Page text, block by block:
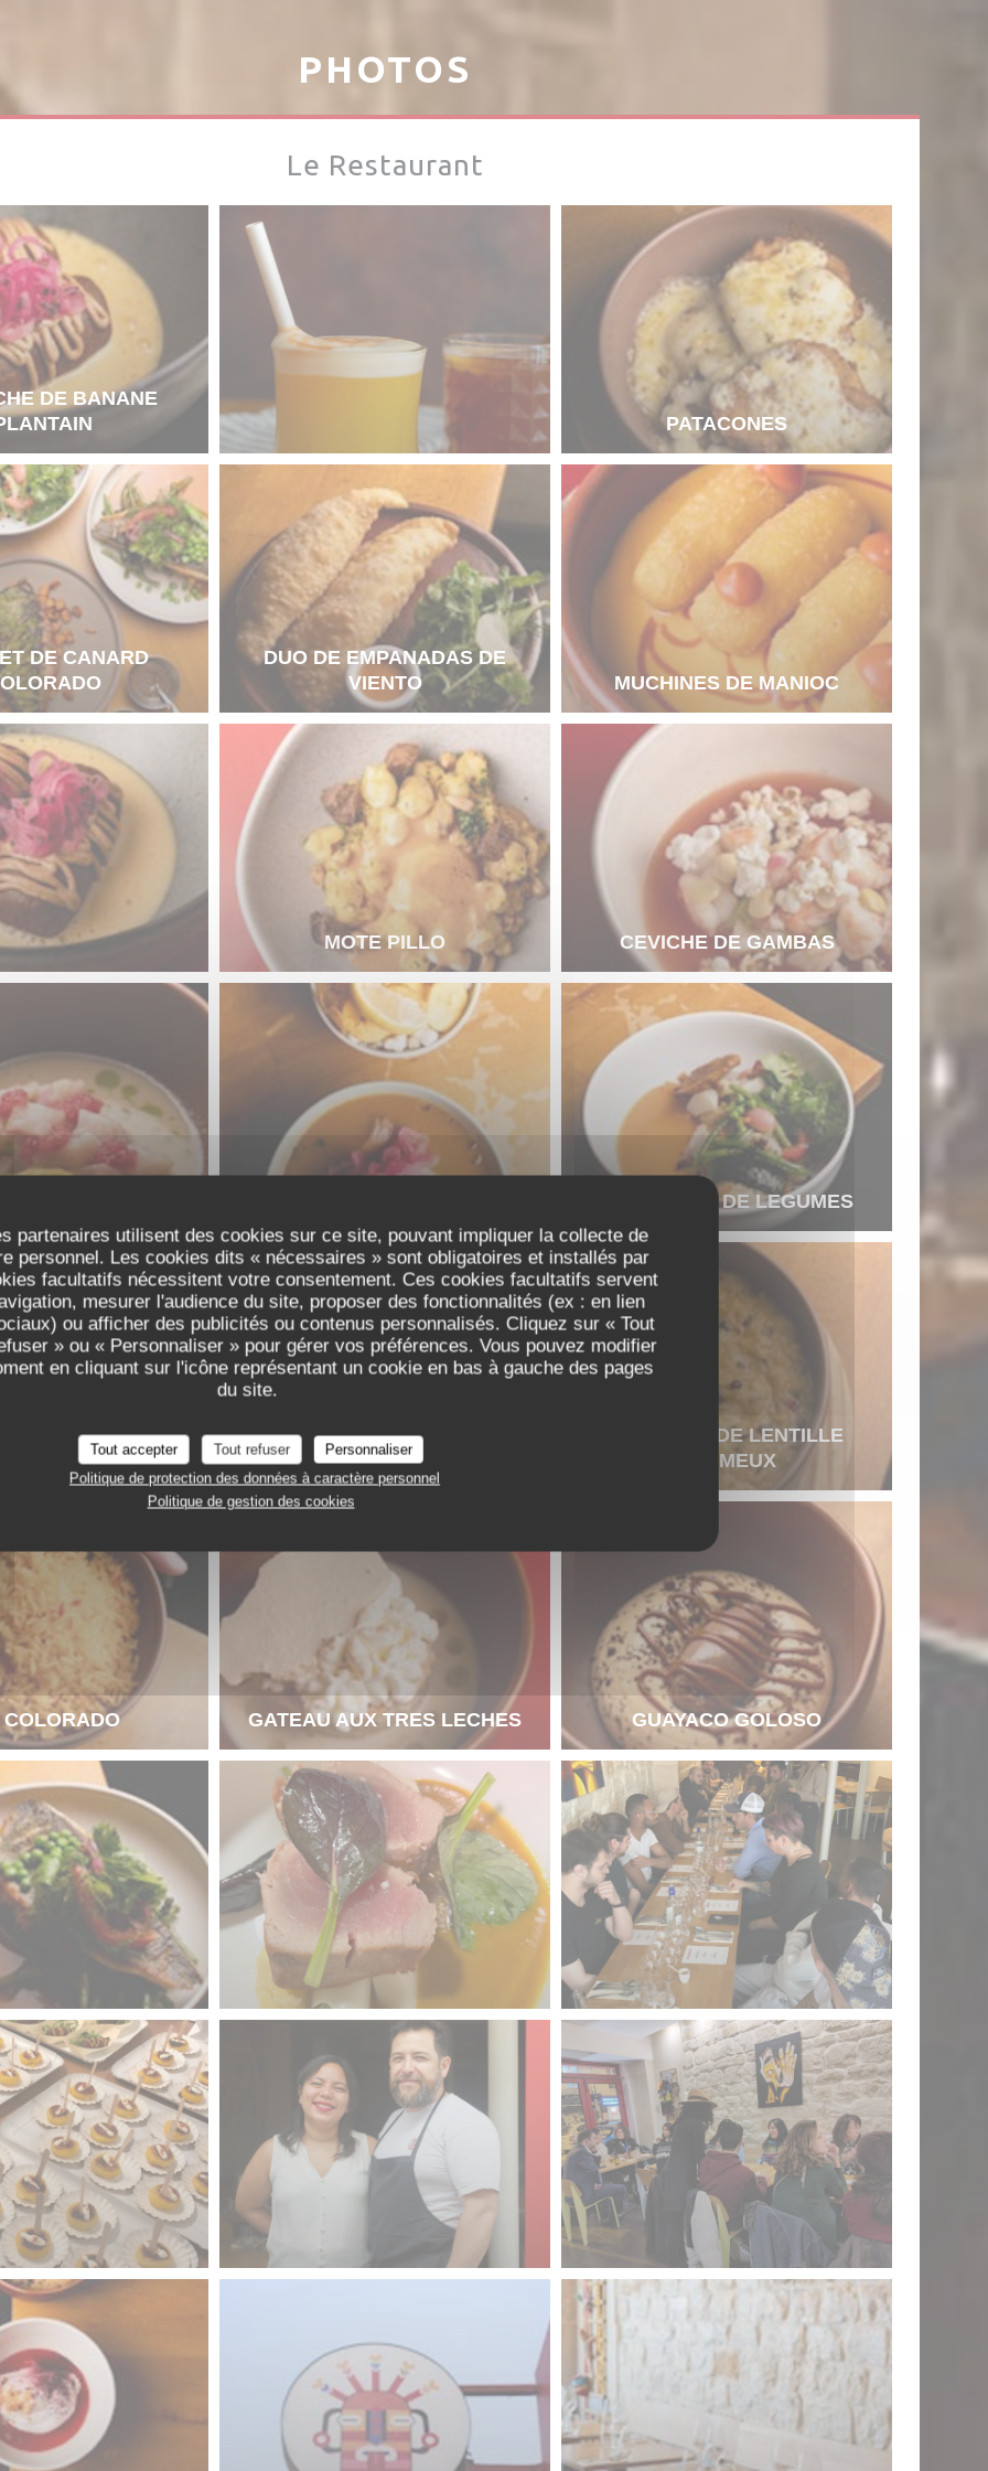
partenaires utilisent des cookies sur ce site, pouvant impliquer la collecte de
personnel. Les cookies dits « nécessaires » sont obligatoires et installés par
facultatifs nécessitent votre consentement. Ces cookies facultatifs servent
mesurer l'audience du site, proposer des fonctionnalités (ex : en lien
ou afficher des publicités ou contenus personnalisés. Cliquez sur « Tout
» ou « Personnaliser » pour gérer vos préférences. Vous pouvez modifier
en cliquant sur l'icône représentant un cookie en bas à gauche des pages
du site.
Tout accepter Tout refuser
Personnaliser
Politique de protection des données à caractère personnel
Politique de gestion des cookies
PHOTOS
Le Restaurant
DE BANANE
PATACONES
DE CANARD
DUO DE EMPANADAS DE
VIENTO
MUCHINES DE MANIOC
MOTE PILLO CEVICHE DE GAMBAS
ENCOCADO DE LEGUMES
LA PLANCHA
MAGRET DE CANARD
COLORADO
RIZ MORO DE LENTILLE
CREMEUX
COLORADO GATEAU AUX TRES LECHES GUAYACO GOLOSO